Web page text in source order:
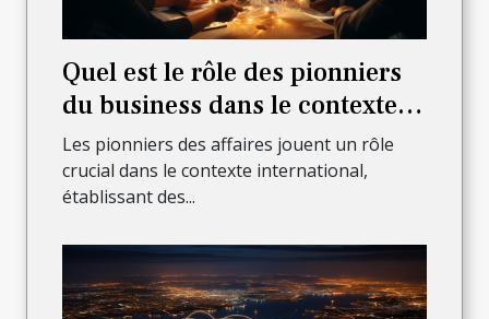
Quel est le rôle des pionniers
du business dans le contexte
international?
Les pionniers des affaires jouent un rôle
crucial dans le contexte international,
établissant des...